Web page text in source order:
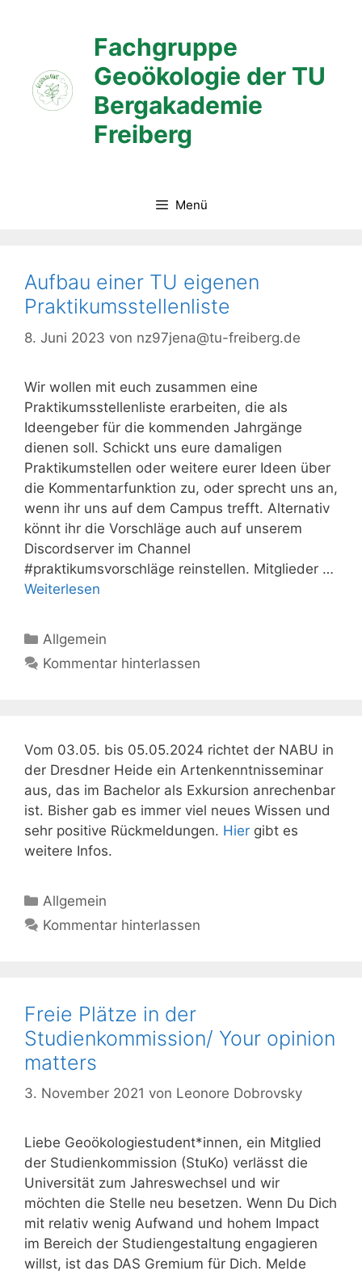
Fachgruppe
Geoökologie der TU
Bergakademie
Freiberg
Menü
Aufbau einer TU eigenen
Praktikumsstellenliste
8. Juni 2023 von nz97jena@tu-freiberg.de
Wir wollen mit euch zusammen eine
Praktikumsstellenliste erarbeiten, die als
Ideengeber für die kommenden Jahrgänge
dienen soll. Schickt uns eure damaligen
Praktikumstellen oder weitere eurer Ideen über
die Kommentarfunktion zu, oder sprecht uns an,
wenn ihr uns auf dem Campus trefft. Alternativ
könnt ihr die Vorschläge auch auf unserem
Discordserver im Channel
#⁠praktikumsvorschläge reinstellen. Mitglieder …
Weiterlesen
Kategorien
Allgemein
Kommentar hinterlassen
Vom 03.05. bis 05.05.2024 richtet der NABU in
der Dresdner Heide ein Artenkenntnisseminar
aus, das im Bachelor als Exkursion anrechenbar
ist. Bisher gab es immer viel neues Wissen und
sehr positive Rückmeldungen. Hier gibt es
weitere Infos.
Kategorien
Allgemein
Kommentar hinterlassen
Freie Plätze in der
Studienkommission/ Your opinion
matters
3. November 2021 von Leonore Dobrovsky
Liebe Geoökologiestudent*innen, ein Mitglied
der Studienkommission (StuKo) verlässt die
Universität zum Jahreswechsel und wir
möchten die Stelle neu besetzen. Wenn Du Dich
mit relativ wenig Aufwand und hohem Impact
im Bereich der Studiengestaltung engagieren
willst, ist das DAS Gremium für Dich. Melde